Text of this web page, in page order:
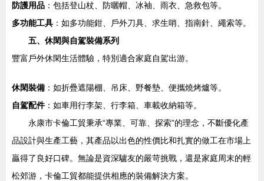
防護用品 ：包括登山杖、防曬帽、冰袖、雨衣、急救包等。
多功能工具 ：如多功能鉗、戶外刀具、求生哨、指南針、繩索等。
五、休閑與自駕裝備系列
豐富戶外休閑生活體驗，特別適合家庭自駕出游。
休閑裝備 ：如折疊遮陽棚、吊床、野餐墊、便攜燒烤爐等。
自駕配件：如車用行李架、行李箱、車載收納箱等。
永康市卡倫工貿秉承“專業、可靠、探索”的理念，不斷優化產
品設計與生產工藝，其產品以出色的性價比和扎實的做工在市場上
贏得了良好口碑。無論是資深驢友的嚴苛挑戰，還是家庭周末的輕
松郊游，卡倫工貿都能提供相應的裝備解決方案。